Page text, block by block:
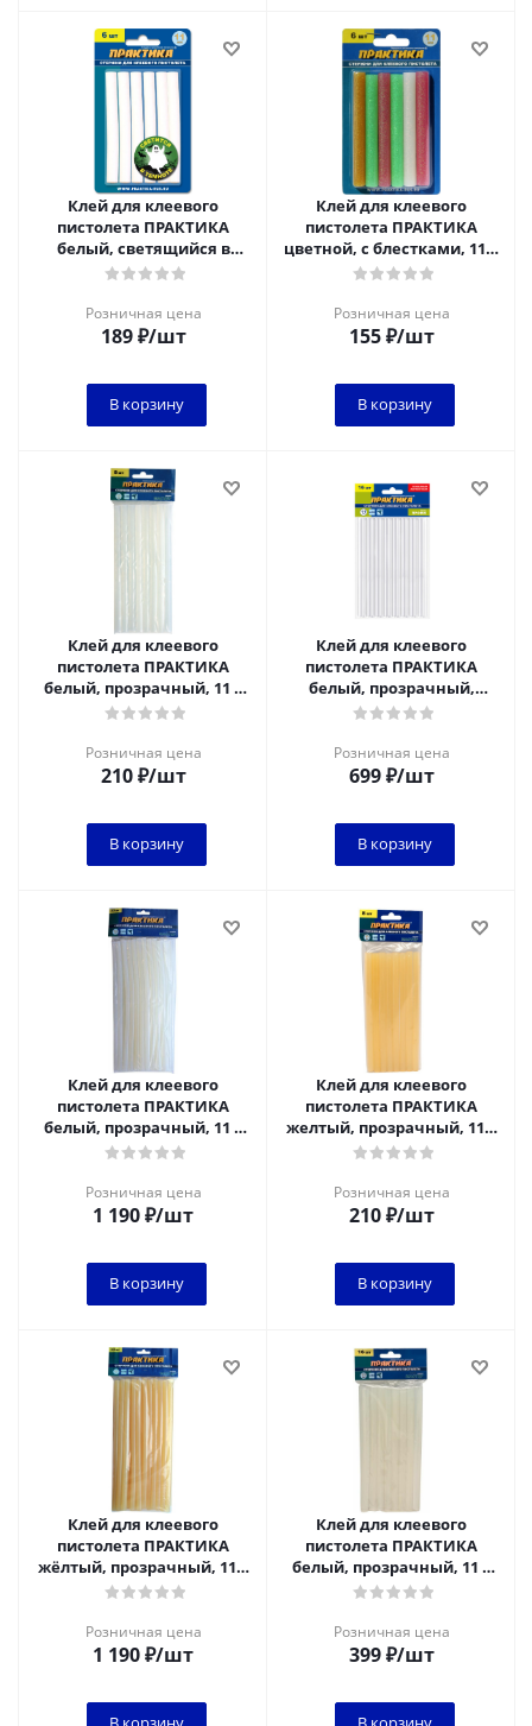
Клей для клеевого
пистолета ПРАКТИКА
белый, светящийся в
темноте, 11 х 100 мм, 6шт /
Розничная цена
189₽/шт
В корзину
Клей для клеевого
пистолета ПРАКТИКА
цветной, с блестками, 11 х
100 мм, 6шт / блистер
Розничная цена
155₽/шт
В корзину
Клей для клеевого
пистолета ПРАКТИКА
белый, прозрачный, 11 х
200 мм, 8 шт / пакет с
Розничная цена
210₽/шт
В корзину
Клей для клеевого
пистолета ПРАКТИКА
белый, прозрачный,
акрилатный, усиленный,
Розничная цена
699₽/шт
В корзину
Клей для клеевого
пистолета ПРАКТИКА
белый, прозрачный, 11 х
300 мм, 33 шт / пакет с
Розничная цена
1 190₽/шт
В корзину
Клей для клеевого
пистолета ПРАКТИКА
желтый, прозрачный, 11 х
200 мм, 8 шт / пакет с
Розничная цена
210₽/шт
В корзину
Клей для клеевого
пистолета ПРАКТИКА
жёлтый, прозрачный, 11 х
300 мм, 33 шт / пакет с
Розничная цена
1 190₽/шт
Клей для клеевого
пистолета ПРАКТИКА
белый, прозрачный, 11 х
200 мм, 16 шт / пакет с
Розничная цена
399₽/шт